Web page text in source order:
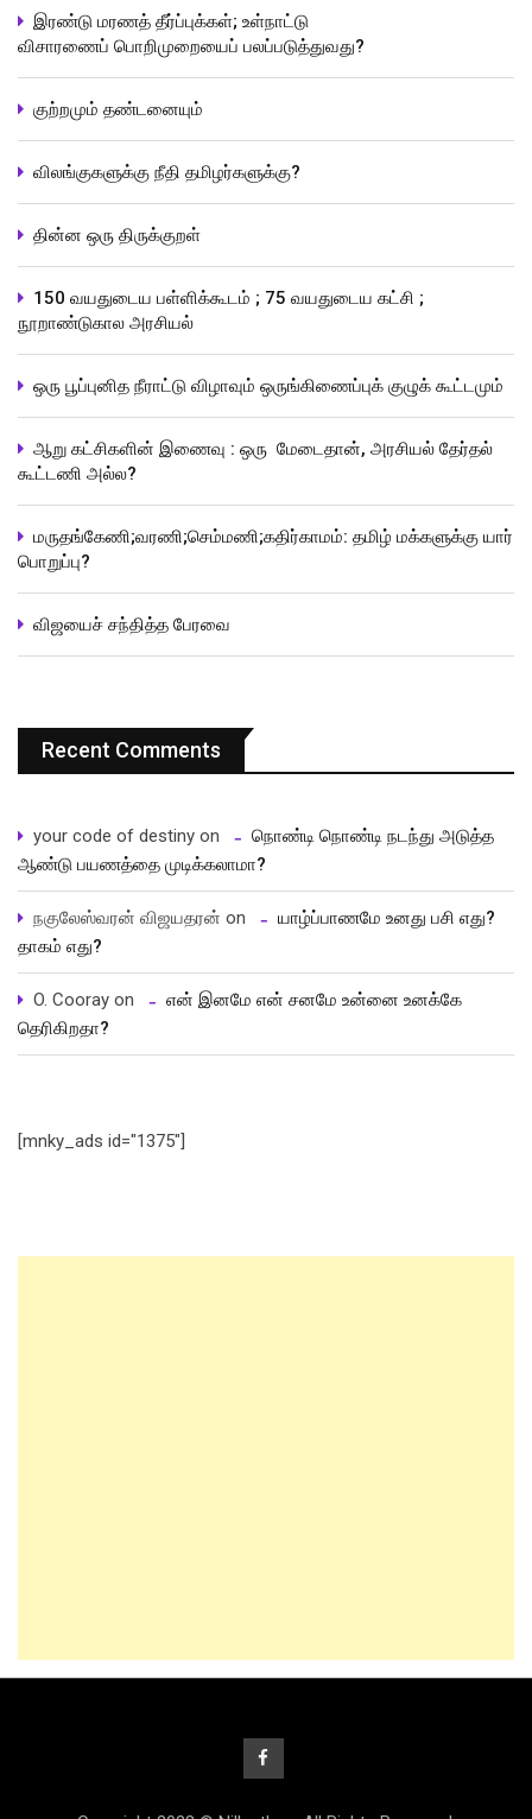
இரண்டு மரணத் தீர்ப்புக்கள்; உள்நாட்டு
விசாரணைப் பொறிமுறையைப் பலப்படுத்துவது?
குற்றமும் தண்டனையும்
விலங்குகளுக்கு நீதி தமிழர்களுக்கு?
தின்ன ஒரு திருக்குறள்
150 வயதுடைய பள்ளிக்கூடம் ; 75 வயதுடைய கட்சி ;
நூறாண்டுகால அரசியல்
ஒரு பூப்புனித நீராட்டு விழாவும் ஒருங்கிணைப்புக் குழுக் கூட்டமும்
ஆறு கட்சிகளின் இணைவு : ஒரு மேடைதான், அரசியல் தேர்தல்
கூட்டணி அல்ல?
மருதங்கேணி;வரணி;செம்மணி;கதிர்காமம்: தமிழ் மக்களுக்கு யார்
பொறுப்பு?
விஜயைச் சந்தித்த பேரவை
Recent Comments
your code of destiny on
நொண்டி நொண்டி நடந்து அடுத்த
ஆண்டு பயணத்தை முடிக்கலாமா?
நகுலேஸ்வரன் விஜயதரன் on
யாழ்ப்பாணமே உனது பசி எது?
தாகம் எது?
O. Cooray on
என் இனமே என் சனமே உன்னை உனக்கே
தெரிகிறதா?
[mnky_ads id="1375"]